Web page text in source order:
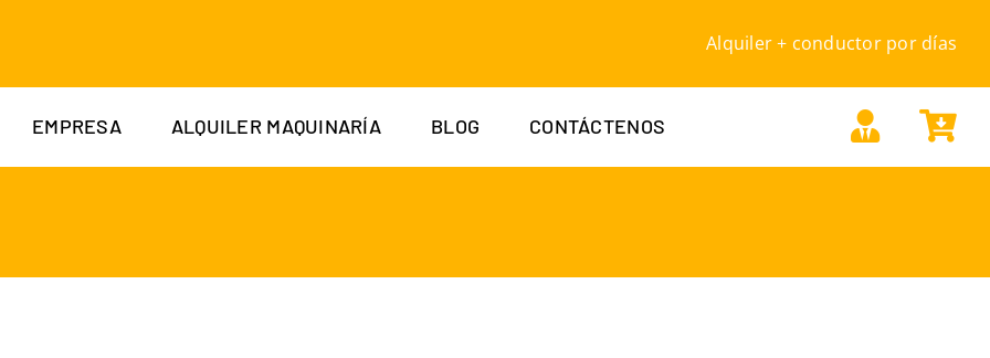
Alquiler + conductor por días
EMPRESA ALQUILER MAQUINARÍA BLOG CONTÁCTENOS